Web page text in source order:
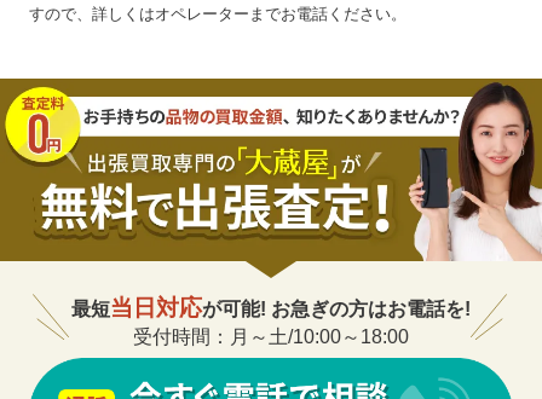
すので、詳しくはオペレーターまでお電話ください。
最短当日対応が可能! お急ぎの方はお電話を!
受付時間：月～土/10:00～18:00